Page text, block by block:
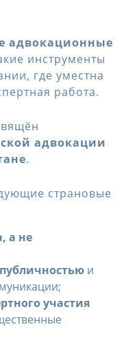
адвокационные
инструменты
где уместна
работа.
адвокации
.
страновые
а не
и
участия